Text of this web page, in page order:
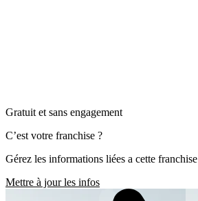
Gratuit et sans engagement
C’est votre franchise ?
Gérez les informations liées a cette franchise
Mettre à jour les infos